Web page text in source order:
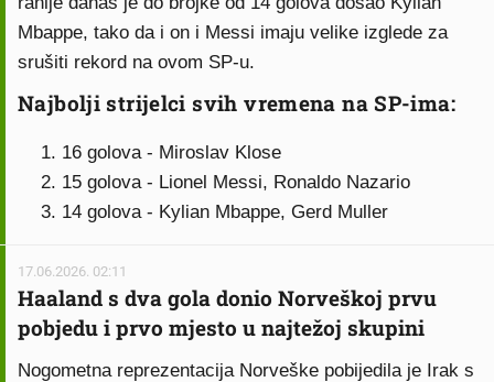
Mbappe, tako da i on i Messi imaju velike izglede za
srušiti rekord na ovom SP-u.
Najbolji strijelci svih vremena na SP-ima:
16 golova - Miroslav Klose
15 golova - Lionel Messi, Ronaldo Nazario
14 golova - Kylian Mbappe, Gerd Muller
17.06.2026. 02:11
Haaland s dva gola donio Norveškoj prvu
pobjedu i prvo mjesto u najtežoj skupini
Nogometna reprezentacija Norveške pobijedila je Irak s